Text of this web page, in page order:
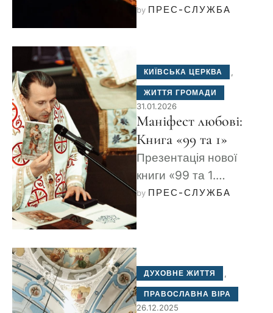
про духовний зміст 7
Миропомазання,
Євхаристію,
Покаяння, Вінчання,
Священство …
by ПРЕС-СЛУЖБА
КИЇВСЬКА ЦЕРКВА ,
ЖИТТЯ ГРОМАДИ
31.01.2026
Маніфест любові:
Книга «99 та 1»
Презентація нової
книги «99 та 1.
Притча». Роздуми про
by ПРЕС-СЛУЖБА
ДУХОВНЕ ЖИТТЯ ,
ПРАВОСЛАВНА ВІРА
26.12.2025